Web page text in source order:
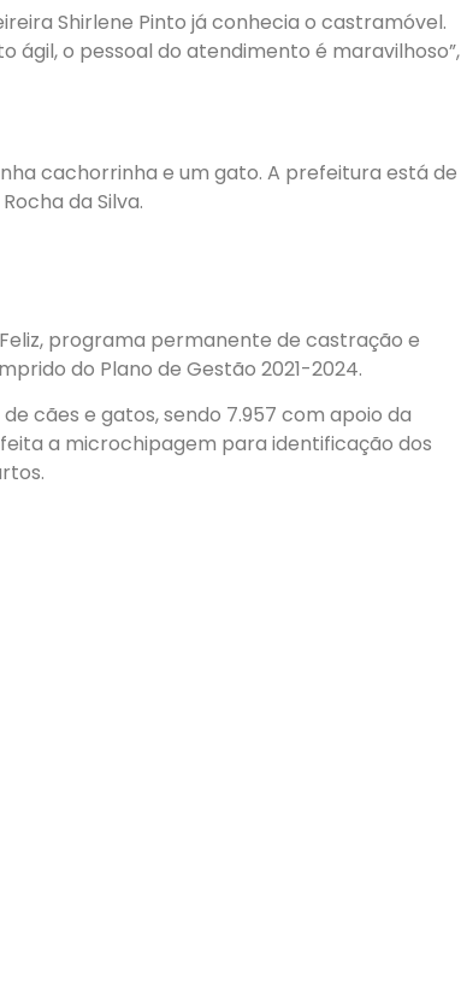
Shirlene Pinto já conhecia o castramóvel.
ágil, o pessoal do atendimento é maravilhoso”,
cachorrinha e um gato. A prefeitura está de
da Silva.
programa permanente de castração e
do Plano de Gestão 2021-2024.
cães e gatos, sendo 7.957 com apoio da
a microchipagem para identificação dos